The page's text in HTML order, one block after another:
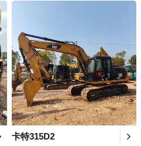
卡特315D2